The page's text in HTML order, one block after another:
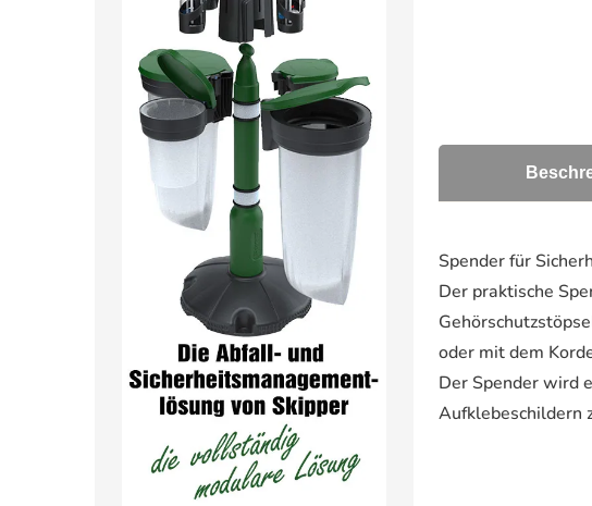
Spender für
Der praktische
oder mit dem
Der Spender wird
Aufklebeschildern